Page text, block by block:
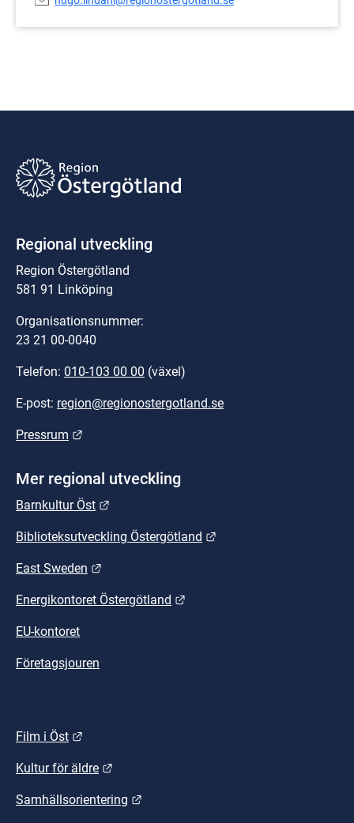
Regional utveckling
Region Östergötland
581 91 Linköping
Organisationsnummer:
23 21 00-0040
Telefon: 010-103 00 00 (växel)
E-post: region@regionostergotland.se
Pressrum
Mer regional utveckling
Barnkultur Öst
Biblioteksutveckling Östergötland
East Sweden
Energikontoret Östergötland
EU-kontoret
Företagsjouren
Film i Öst
Kultur för äldre
Samhällsorientering